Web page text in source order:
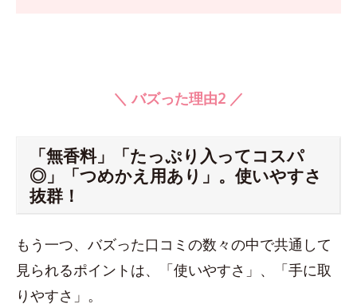
＼ バズった理由2 ／
「無香料」「たっぷり入ってコスパ
◎」「つめかえ用あり」。使いやすさ
抜群！
もう一つ、バズった口コミの数々の中で共通して
見られるポイントは、「使いやすさ」、「手に取
りやすさ」。